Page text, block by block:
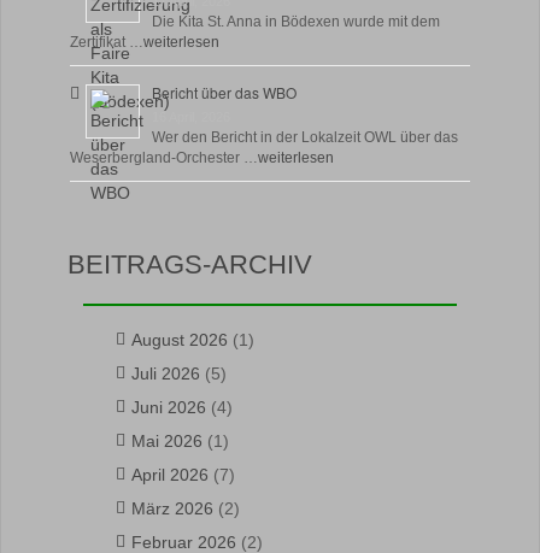
Die Kita St. Anna in Bödexen wurde mit dem
Zertifikat …weiterlesen
Bericht über das WBO
Wer den Bericht in der Lokalzeit OWL über das
Weserbergland-Orchester …weiterlesen
BEITRAGS-ARCHIV
August 2026 (1)
Juli 2026 (5)
Juni 2026 (4)
Mai 2026 (1)
April 2026 (7)
März 2026 (2)
Februar 2026 (2)